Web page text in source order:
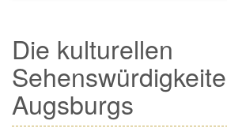
Die kulturellen
Augsburgs